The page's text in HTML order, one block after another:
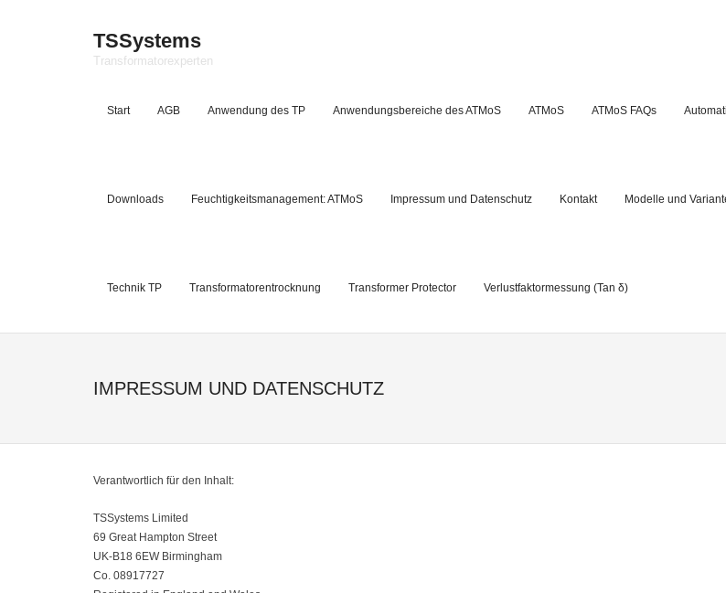
TSSystems
Transformatorexperten
Start AGB Anwendung des TP Anwendungsbereiche des ATMoS ATMoS ATMoS FAQs
Downloads Feuchtigkeitsmanagement: ATMoS Impressum und Datenschutz Kontakt Modelle und
Technik TP Transformatorentrocknung Transformer Protector Verlustfaktormessung (Tan δ)
IMPRESSUM UND DATENSCHUTZ
Verantwortlich für den Inhalt:
TSSystems Limited
69 Great Hampton Street
UK-B18 6EW Birmingham
Co. 08917727